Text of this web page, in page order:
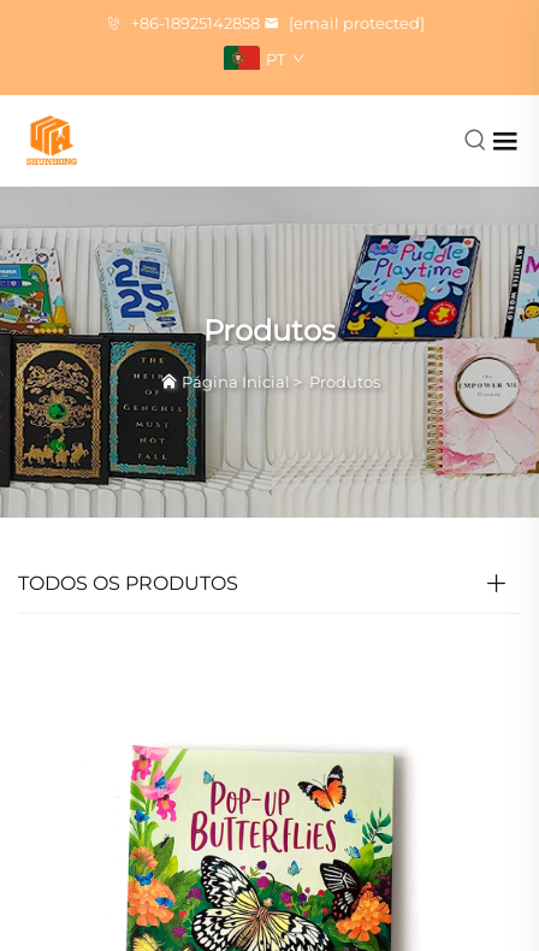
+86-18925142858
[email protected]
PT
Produtos
Página Inicial > Produtos
TODOS OS PRODUTOS